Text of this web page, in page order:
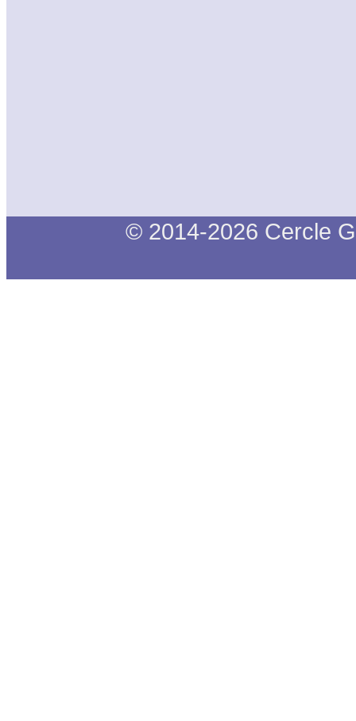
© 2014-2026 Cercle